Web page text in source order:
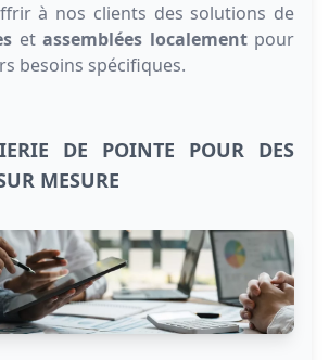
à nos clients des solutions de
etassemblées localementpour
besoins spécifiques.
DE POINTE POUR DES
MESURE